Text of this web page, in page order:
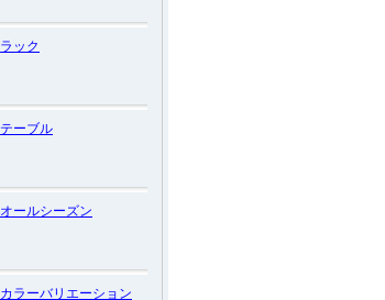
ラック
テーブル
オールシーズン
カラーバリエーション